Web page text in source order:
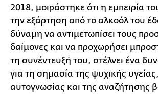
2018, μοιράστηκε ότι η εμπειρία
την εξάρτηση από το αλκοόλ του
δύναμη να αντιμετωπίσει τους
δαίμονες και να προχωρήσει
τη συνέντευξή του, στέλνει ένα
για τη σημασία της ψυχικής
αυτογνωσίας και της αναζήτησης